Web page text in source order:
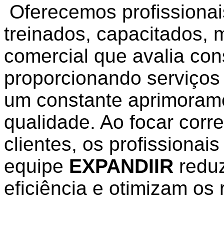
Oferecemos
treinados, capacitados,
comercial que avalia
proporcionando
um constante
qualidade. Ao focar
clientes, os profissionais
equipe EXPANDIIR
eficiência e otimizam os